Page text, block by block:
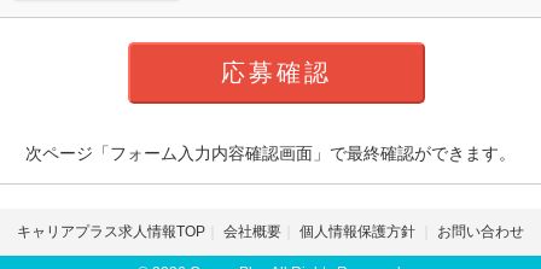
次ページ「フォーム入力内容確認画面」で最終確認ができます。
キャリアプラス求人情報TOP 会社概要 個人情報保護方針 お問い合わせ